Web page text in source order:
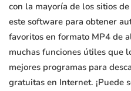
con la mayoría de los sitios
este software para obtener
favoritos en formato MP4 de
muchas funciones útiles que
mejores programas para
gratuitas en Internet. ¡Puede